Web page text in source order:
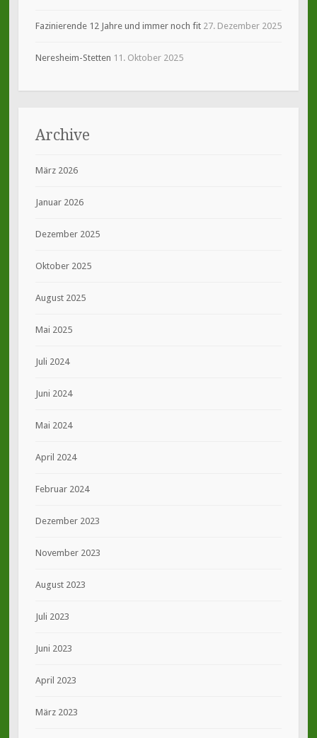
Fazinierende 12 Jahre und immer noch fit 27. Dezember 2025
Neresheim-Stetten 11. Oktober 2025
Archive
März 2026
Januar 2026
Dezember 2025
Oktober 2025
August 2025
Mai 2025
Juli 2024
Juni 2024
Mai 2024
April 2024
Februar 2024
Dezember 2023
November 2023
August 2023
Juli 2023
Juni 2023
April 2023
März 2023